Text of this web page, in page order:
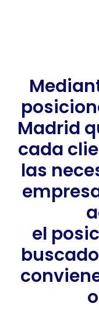
Madrid
cada
las
el